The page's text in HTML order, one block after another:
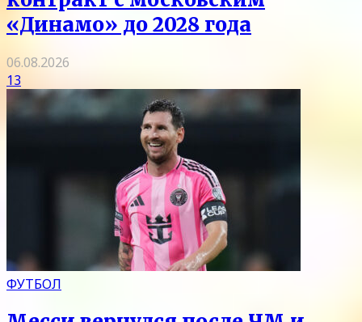
«Динамо» до 2028 года
06.08.2026
13
ФУТБОЛ